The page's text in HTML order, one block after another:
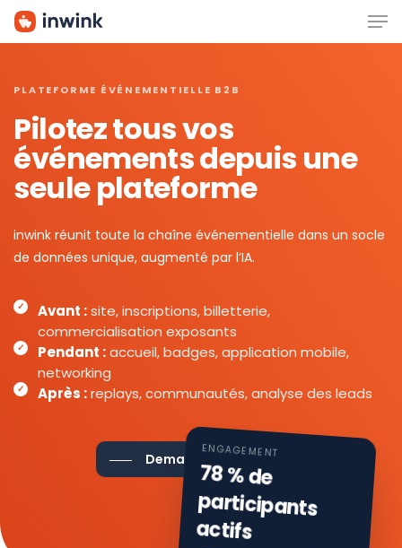
Skip
PLATEFORME ÉVÉNEMENTIELLE B2B
Pilotez tous vos
événements depuis une
seule plateforme
inwink réunit toute la chaîne événementielle dans un socle
de données unique, augmenté par l’IA.
Avant :site, inscriptions, billetterie,
commercialisation exposants
Pendant :accueil, badges, application mobile,
networking
Après :replays, communautés, analyse des leads
Demander une démo
ENGAGEMENT
78 % de
participants
actifs